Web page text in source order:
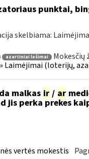
punktai,
skelbiama:
azartiniai lošimai Mokesčių
Laimėjimai (loterijų,
malkas ir/ ar
jis perka prekes
vertės mokestis